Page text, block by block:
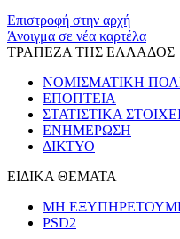
Επιστροφή στην αρχή
Άνοιγμα σε νέα καρτέλα
ΤΡΑΠΕΖΑ ΤΗΣ ΕΛΛΑΔΟΣ
ΝΟΜΙΣΜΑΤΙΚΗ
ΕΠΟΠΤΕΙΑ
ΣΤΑΤΙΣΤΙΚΑ
ΕΝΗΜΕΡΩΣΗ
ΔΙΚΤΥΟ
ΕΙΔΙΚΑ ΘΕΜΑΤΑ
ΜΗ
PSD2